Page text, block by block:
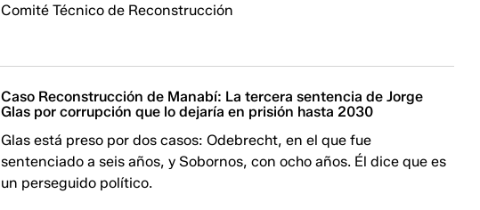
Comité Técnico de Reconstrucción
Caso Reconstrucción de Manabí: La tercera sentencia de Jorge
Glas por corrupción que lo dejaría en prisión hasta 2030
Glas está preso por dos casos: Odebrecht, en el que fue
sentenciado a seis años, y Sobornos, con ocho años. Él dice que es
un perseguido político.